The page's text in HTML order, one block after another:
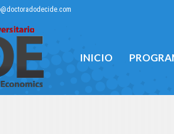
INICIO